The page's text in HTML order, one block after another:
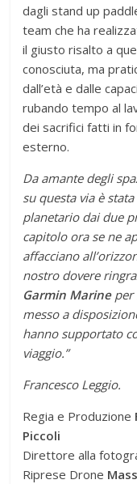
dagli stand up
team che ha
il giusto risalto a
conosciuta, ma
dall’età e dalle
rubando tempo al
dei sacrifici fatti in
esterno.
Da amante degli
su questa via è
planetario dai due
capitolo ora se ne
affacciano
nostro dovere
Garmin Marineper
messo a
hanno supportato
viaggio.”
Francesco Leggio.
Regia e Produzione
Piccoli
Direttore alla
Riprese Drone